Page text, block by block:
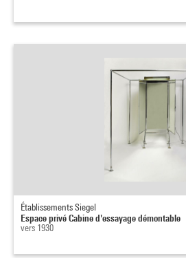
Établissements Siegel
Espace privé Cabine d'essayage démontable
vers 1930